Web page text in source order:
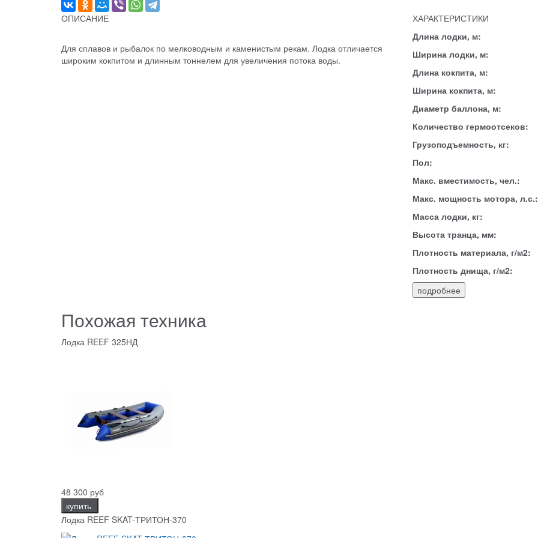
ОПИСАНИЕ
Для сплавов и рыбалок по мелководным и каменистым рекам. Лодка отличается
широким кокпитом и длинным тоннелем для увеличения потока воды.
ХАРАКТЕРИСТИКИ
Длина лодки, м:
Ширина лодки, м:
Длина кокпита, м:
Ширина кокпита, м:
Диаметр баллона, м:
Количество гермоотсеков:
Грузоподъемность, кг:
Пол:
Макс. вместимость, чел.:
Макс. мощность мотора, л.с.:
Масса лодки, кг:
Высота транца, мм:
Плотность материала, г/м2:
Плотность днища, г/м2:
подробнее
Похожая техника
Лодка REEF 325НД
48 300 руб
купить
Лодка REEF SKAT-ТРИТОН-370